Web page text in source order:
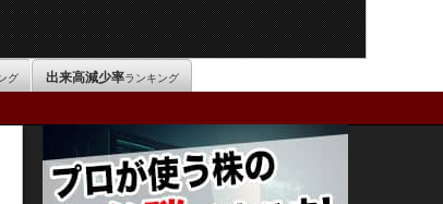
グ 出来高減少率ランキング